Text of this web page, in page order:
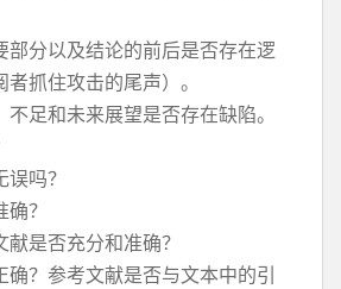
部分以及结论的前后是否存在逻
抓住攻击的尾声）。
足和未来展望是否存在缺陷。
吗？
？
是否充分和准确？
确？参考文献是否与文本中的引